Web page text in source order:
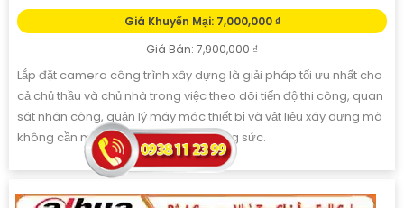
Giá Khuyến Mại: 7,000,000 ₫
Giá Bán: 7,900,000 ₫
Lắp đặt camera công trình xây dựng là giải pháp tối ưu nhất cho
cả chủ thầu và chủ nhà trong việc theo dõi tiến độ thi công, quan
sát nhân công, quản lý máy móc thiết bị và vật liệu xây dựng mà
không cần mất nhiều thời gian và công sức.